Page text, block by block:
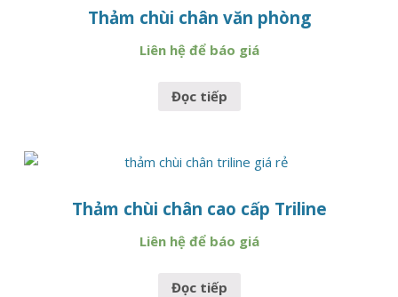
Thảm chùi chân văn phòng
Liên hệ để báo giá
Đọc tiếp
Thảm chùi chân cao cấp Triline
Liên hệ để báo giá
Đọc tiếp